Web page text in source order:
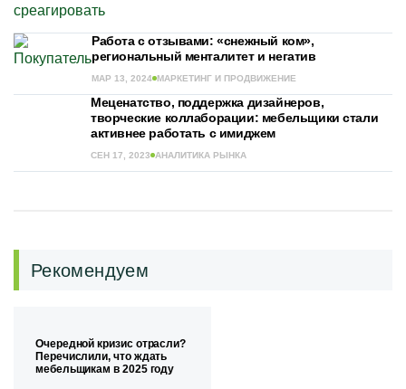
Работа с отзывами: «снежный ком»,
региональный менталитет и негатив
МАР 13, 2024 МАРКЕТИНГ И ПРОДВИЖЕНИЕ
Меценатство, поддержка дизайнеров,
творческие коллаборации: мебельщики стали
активнее работать с имиджем
СЕН 17, 2023 АНАЛИТИКА РЫНКА
Рекомендуем
Очередной кризис отрасли?
Перечислили, что ждать
мебельщикам в 2025 году